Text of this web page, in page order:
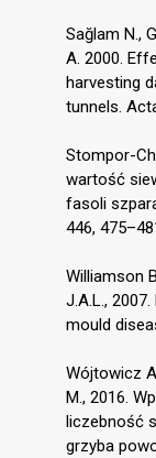
Sağlam N.,
A. 2000.
harvesting
tunnels.
Stompor-
wartość
fasoli
446,
Williamson
J.A.L.,
mould
Wójtowicz
M., 2016.
liczebność
grzyba